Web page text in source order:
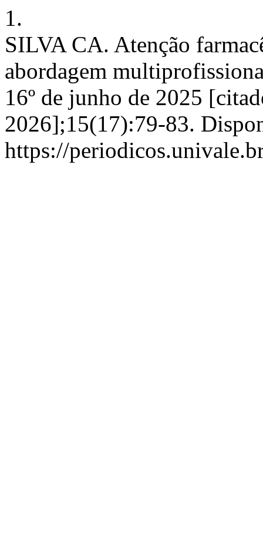
1.
SILVA CA. Atenção
abordagem
16º de junho de 2025
2026];15(17):79-83.
https://